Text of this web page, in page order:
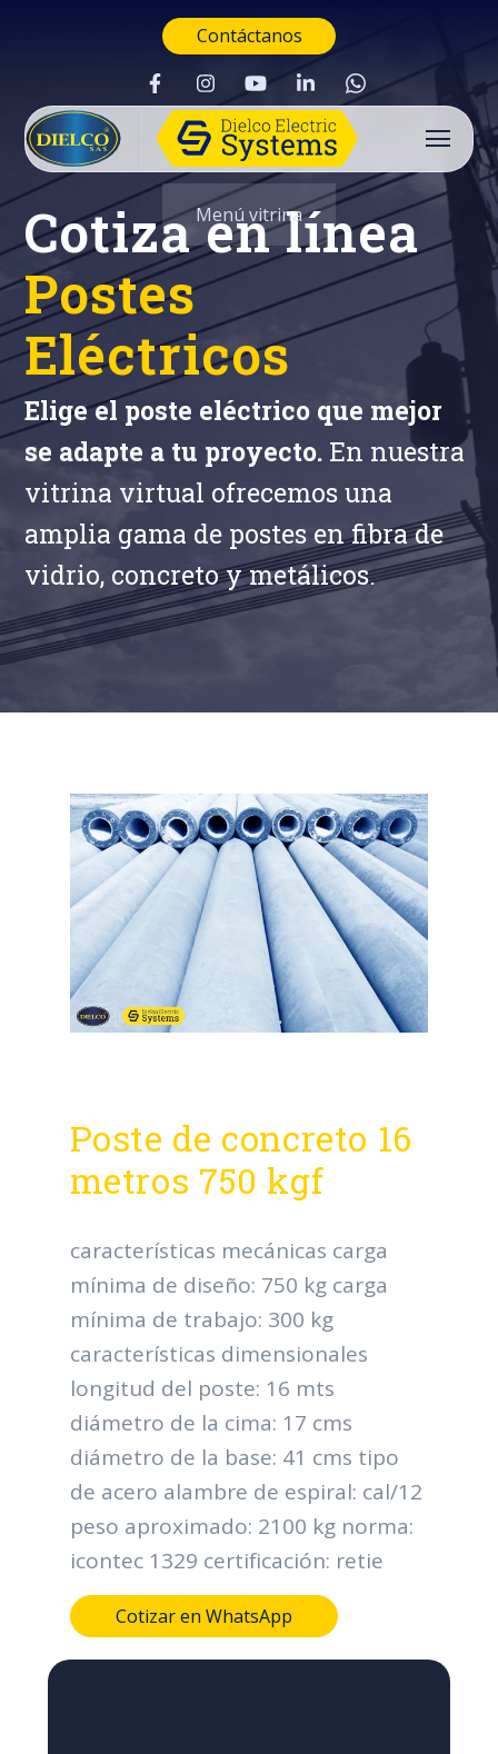
Contáctanos
Menú vitrina
Cotiza en línea
Postes
Eléctricos
Elige el poste eléctrico que mejor
se adapte a tu proyecto. En nuestra
vitrina virtual ofrecemos una
amplia gama de postes en fibra de
vidrio, concreto y metálicos.
Poste de concreto 16
metros 750 kgf
características mecánicas carga
mínima de diseño: 750 kg carga
mínima de trabajo: 300 kg
características dimensionales
longitud del poste: 16 mts
diámetro de la cima: 17 cms
diámetro de la base: 41 cms tipo
de acero alambre de espiral: cal/12
peso aproximado: 2100 kg norma:
icontec 1329 certificación: retie
Cotizar en WhatsApp